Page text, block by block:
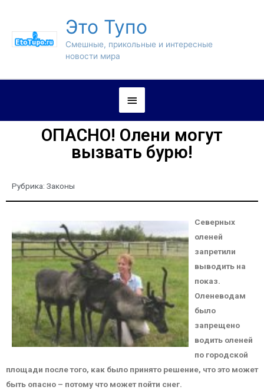
Это Тупо
Смешные, прикольные и интересные
новости мира
ОПАСНО! Олени могут
вызвать бурю!
Рубрика: Законы
Северных
оленей
запретили
выводить на
показ.
Оленеводам
было
запрещено
водить оленей
по городской
площади после того, как было принято решение, что это может
быть опасно – потому что может пойти снег.